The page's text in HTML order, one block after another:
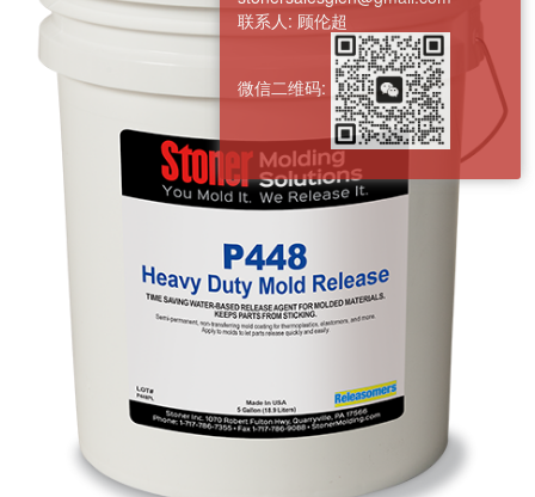
联系人: 顾伦超
微信二维码: